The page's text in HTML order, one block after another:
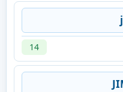
14